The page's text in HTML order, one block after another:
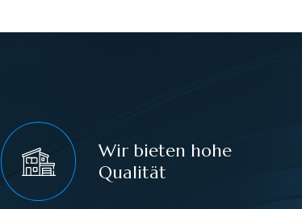
Wir bieten hohe
Qualität